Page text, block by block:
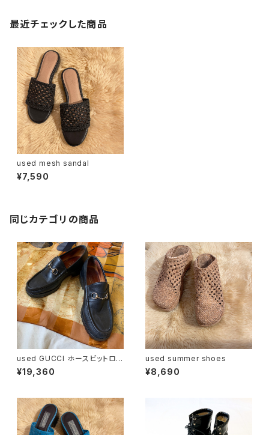
最近チェックした商品
used mesh sandal
¥7,590
同じカテゴリの商品
used GUCCI ホースビットロ
ーファー
¥19,360
used summer shoes
¥8,690